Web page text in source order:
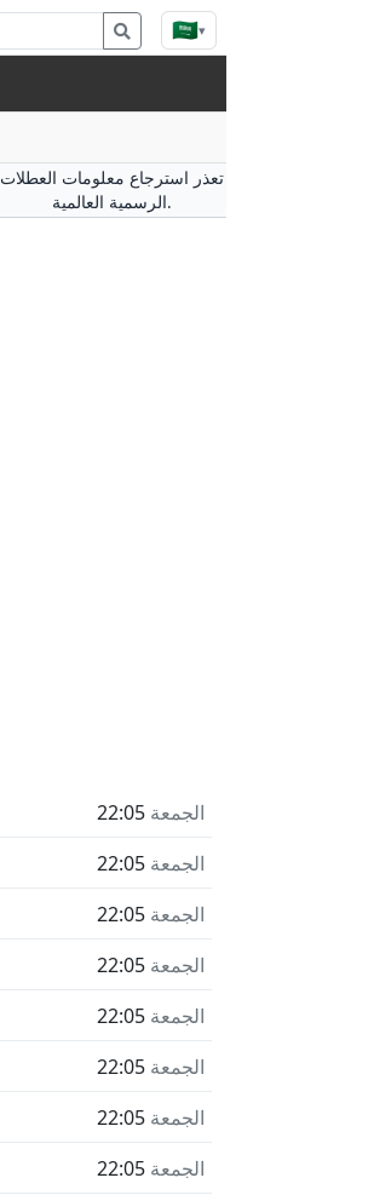
🇸🇦▾
تعذر استرجاع معلومات العطلات
الرسمية العالمية.
الجمعة 22:05
الجمعة 22:05
الجمعة 22:05
الجمعة 22:05
الجمعة 22:05
الجمعة 22:05
الجمعة 22:05
الجمعة 22:05